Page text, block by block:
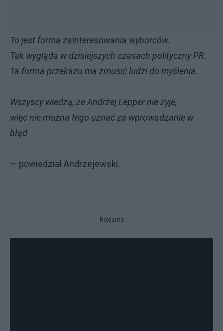
To jest forma zainteresowania wyborców.
Tak wygląda w dzisiejszych czasach polityczny PR.
Ta forma przekazu ma zmusić ludzi do myślenia.
Wszyscy wiedzą, że Andrzej Lepper nie żyje,
więc nie można tego uznać za wprowadzanie w
błąd
— powiedział Andrzejewski.
Reklama